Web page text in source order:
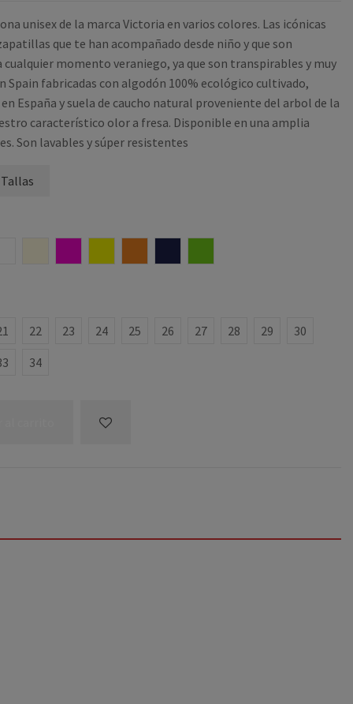
unisex de la marca Victoria en varios colores. Las icónicas
que te han acompañado desde niño y que son
cualquier momento veraniego, ya que son transpirables y muy
Spain fabricadas con algodón 100% ecológico cultivado,
España y suela de caucho natural proveniente del arbol de la
característico olor a fresa. Disponible en una amplia
Son lavables y súper resistentes
22 23 24 25 26 27 28 29
30
34